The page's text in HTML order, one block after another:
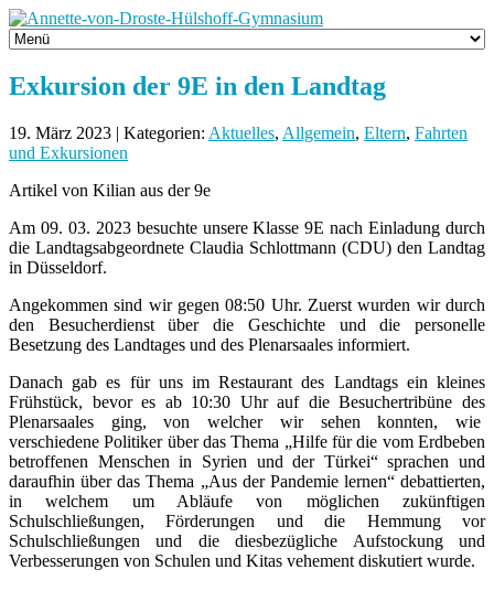
Exkursion der 9E in den Landtag
19. März 2023 | Kategorien: Aktuelles, Allgemein, Eltern, Fahrten
und Exkursionen
Artikel von Kilian aus der 9e
Am 09. 03. 2023 besuchte unsere Klasse 9E nach Einladung durch
die Landtagsabgeordnete Claudia Schlottmann (CDU) den Landtag
in Düsseldorf.
Angekommen sind wir gegen 08:50 Uhr. Zuerst wurden wir durch
den Besucherdienst über die Geschichte und die personelle
Besetzung des Landtages und des Plenarsaales informiert.
Danach gab es für uns im Restaurant des Landtags ein kleines
Frühstück, bevor es ab 10:30 Uhr auf die Besuchertribüne des
Plenarsaales ging, von welcher wir sehen konnten, wie
verschiedene Politiker über das Thema „Hilfe für die vom Erdbeben
betroffenen Menschen in Syrien und der Türkei“ sprachen und
daraufhin über das Thema „Aus der Pandemie lernen“ debattierten,
in welchem um Abläufe von möglichen zukünftigen
Schulschließungen, Förderungen und die Hemmung vor
Schulschließungen und die diesbezügliche Aufstockung und
Verbesserungen von Schulen und Kitas vehement diskutiert wurde.